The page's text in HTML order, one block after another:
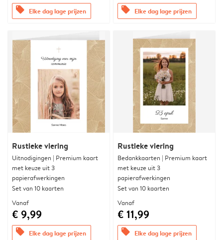
offers Elke dag lage prijzen offers Elke dag lage prijzen
Rustieke viering
Uitnodigingen | Premium kaart
met keuze uit 3
papierafwerkingen
Set van 10 kaarten
Vanaf
€ 9,99
offers Elke dag lage prijzen
Rustieke viering
Bedankkaarten | Premium kaart
met keuze uit 3
papierafwerkingen
Set van 10 kaarten
Vanaf
€ 11,99
offers Elke dag lage prijzen